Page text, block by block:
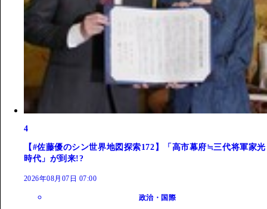
4
【#佐藤優のシン世界地図探索172】「高市幕府≒三代将軍家光
時代」が到来!?
2026年08月07日 07:00
政治・国際